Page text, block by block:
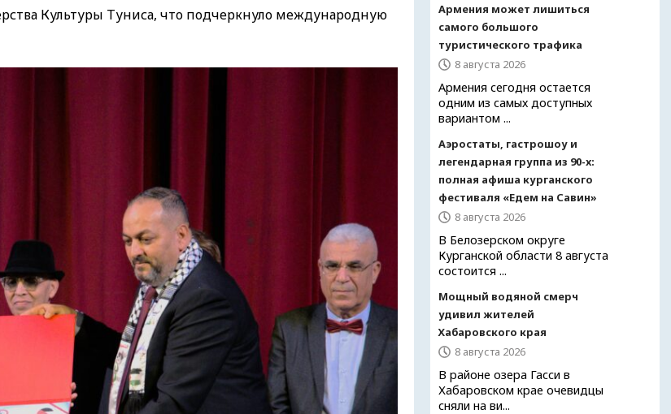
Культуры Туниса, что подчеркнуло международную
Армения может лишиться
самого большого
туристического трафика
8 августа 2026
Армения сегодня остается
одним из самых доступных
вариантом ...
Аэростаты, гастрошоу и
легендарная группа из 90-х:
полная афиша курганского
фестиваля «Едем на Савин»
8 августа 2026
В Белозерском округе
Курганской области 8 августа
состоится ...
Мощный водяной смерч
удивил жителей
Хабаровского края
8 августа 2026
В районе озера Гасси в
Хабаровском крае очевидцы
сняли на ви...